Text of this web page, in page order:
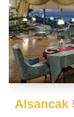
Alsancak